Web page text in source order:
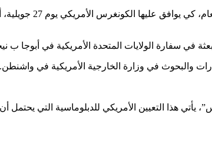
وحسب ما نشر على موقع الكونغرس
سفارة الولايات المتحدة الأمريكية في أبوجا ب
والبحوث في وزارة الخارجية الأمريكية في واشنطن.
هذا التعيين الأمريكي للدبلوماسية التي يحتمل أن